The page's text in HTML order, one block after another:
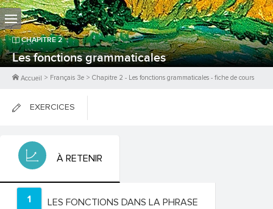
CHAPITRE2
Les fonctions grammaticales
Accueil > Français 3e > Chapitre 2 - Les fonctions grammaticales - fiche de cours
EXERCICES
FICHES DE COURS
À RETENIR
1 LES FONCTIONS DANS LA PHRASE